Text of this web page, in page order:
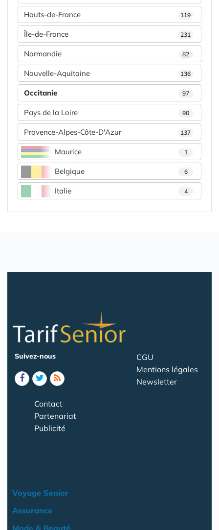
Hauts-de-France 119
Île-de-France 231
Normandie 82
Nouvelle-Aquitaine 136
Occitanie 97
Pays de la Loire 90
Provence-Alpes-Côte-D'Azur 137
Maurice 1
Belgique 6
Italie 4
Suivez-nous
CGU
Mentions légales
Newsletter
Contact
Partenariat
Publicité
Voyage Senior
Assurance